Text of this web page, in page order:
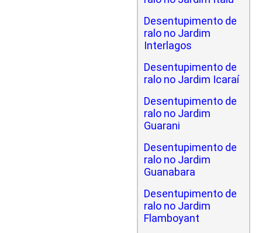
Desentupimento de
ralo no Jardim
Interlagos
Desentupimento de
ralo no Jardim Icaraí
Desentupimento de
ralo no Jardim
Guarani
Desentupimento de
ralo no Jardim
Guanabara
Desentupimento de
ralo no Jardim
Flamboyant